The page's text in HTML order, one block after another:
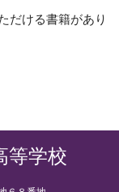
だける書籍があり
等学校